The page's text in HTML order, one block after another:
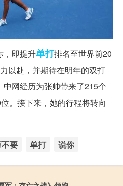
，即提升单打排名至世界前20
以赴，并期待在明年的双打
网经历为张帅带来了215个
。接下来，她的行程将转向
要 单打 说你